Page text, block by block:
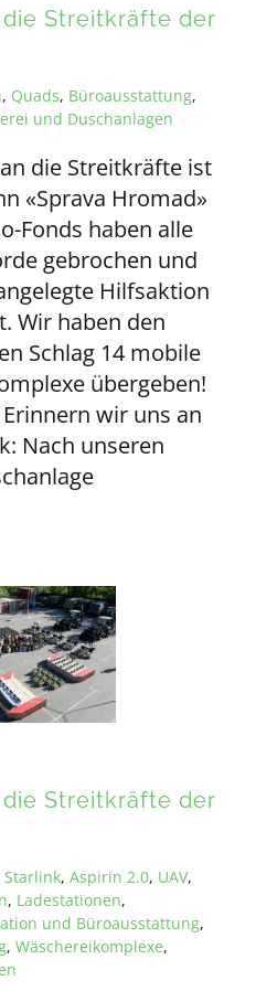
Streitkräfte der
, Quads, Büroausstattung,
und Duschanlagen
die Streitkräfte ist
«Sprava Hromad»
Fonds haben alle
gebrochen und
Hilfsaktion
Wir haben den
Schlag 14 mobile
übergeben!
wir uns an
Nach unseren
Streitkräfte der
Starlink, Aspirin 2.0, UAV,
, Ladestationen,
und Büroausstattung,
, Wäschereikomplexe,